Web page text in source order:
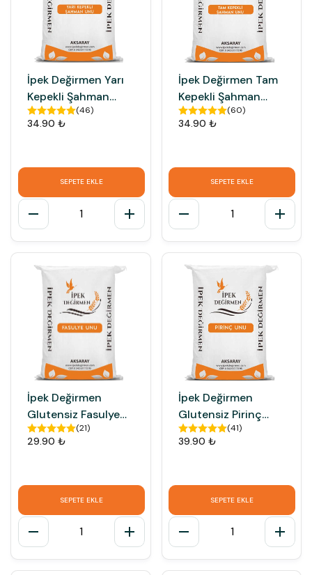
İpek Değirmen Yarı
Kepekli Şahman
Tam Buğday Unu
Taş Değirmen Unu
(46)
34.90 ₺
SEPETE EKLE
1
İpek Değirmen Tam
Kepekli Şahman
Tam Buğday Unu
Taş Değirmen Unu
(60)
34.90 ₺
SEPETE EKLE
1
İpek Değirmen
Glutensiz Fasulye
Unu Katkısız Taş
Değirmen Unu
(21)
29.90 ₺
SEPETE EKLE
1
İpek Değirmen
Glutensiz Pirinç
Unu Doğal Katkısız
Taş Değirmen Un
(41)
39.90 ₺
SEPETE EKLE
1
Ailemize Katıl!